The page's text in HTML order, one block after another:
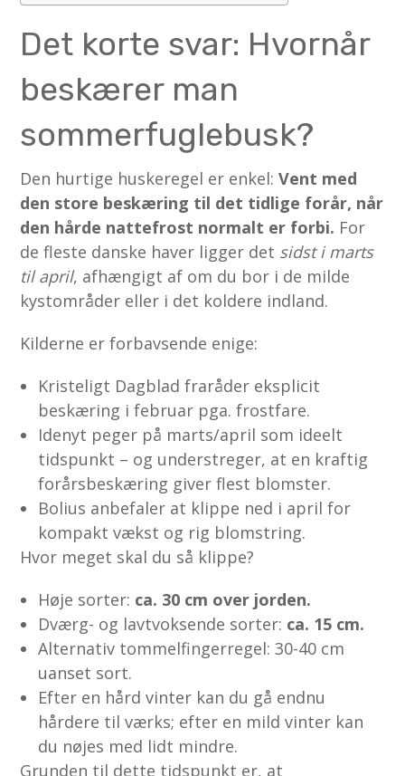
Det korte svar: Hvornår
beskærer man
sommerfuglebusk?
Den hurtige huskeregel er enkel:Vent med
den store beskæring til det tidlige forår, når
den hårde nattefrost normalt er forbi. For
de fleste danske haver ligger det sidst i marts
til april, afhængigt af om du bor i de milde
kystområder eller i det koldere indland.
Kilderne er forbavsende enige:
Kristeligt Dagblad fraråder eksplicit
beskæring i februar pga. frostfare.
Idenyt peger på marts/april som ideelt
tidspunkt – og understreger, at en kraftig
forårsbeskæring giver flest blomster.
Bolius anbefaler at klippe ned i april for
kompakt vækst og rig blomstring.
Hvor meget skal du så klippe?
Høje sorter: ca. 30 cm over jorden.
Dværg- og lavtvoksende sorter: ca. 15 cm.
Alternativ tommelfingerregel: 30-40 cm
uanset sort.
Efter en hård vinter kan du gå endnu
hårdere til værks; efter en mild vinter kan
du nøjes med lidt mindre.
Grunden til dette tidspunkt er, at